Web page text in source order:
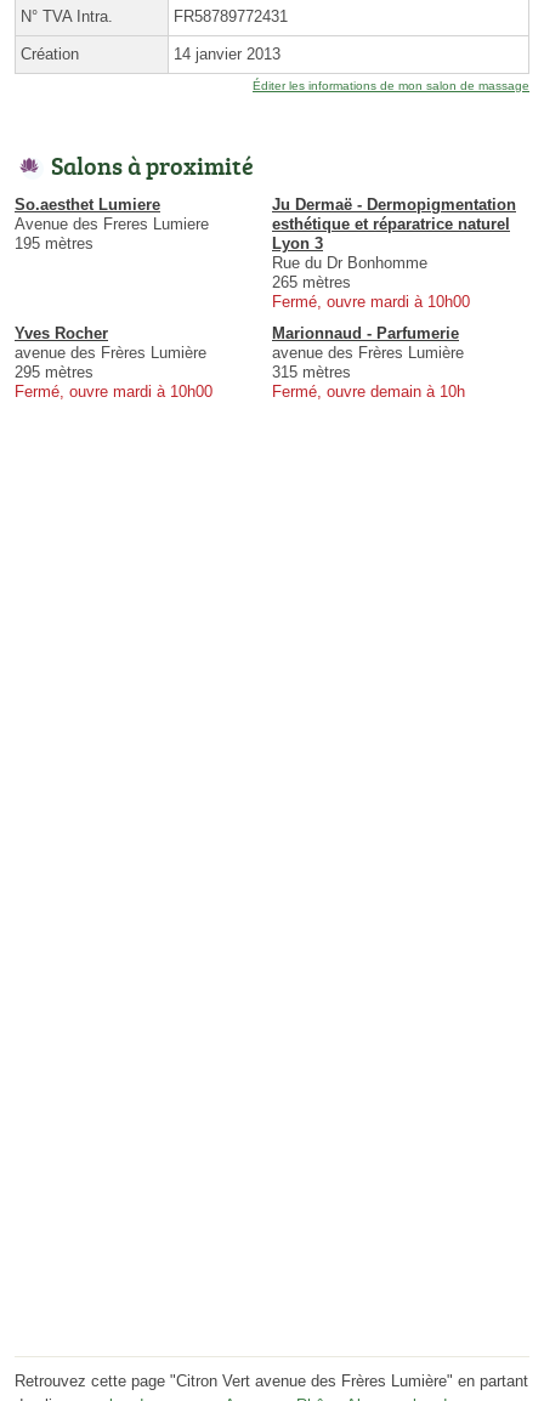
N° TVA Intra. FR58789772431
Création 14 janvier 2013
Éditer les informations de mon salon de massage
Salons à proximité
So.aesthet Lumiere
Avenue des Freres Lumiere
195 mètres
Ju Dermaë - Dermopigmentation
esthétique et réparatrice naturel
Lyon 3
Rue du Dr Bonhomme
265 mètres
Fermé, ouvre mardi à 10h00
Yves Rocher
avenue des Frères Lumière
295 mètres
Fermé, ouvre mardi à 10h00
Marionnaud - Parfumerie
avenue des Frères Lumière
315 mètres
Fermé, ouvre demain à 10h
Retrouvez cette page "Citron Vert avenue des Frères Lumière" en partant